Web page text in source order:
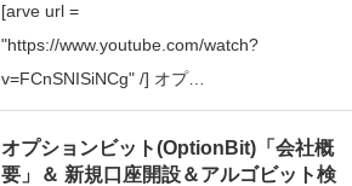
[arve url =
"https://www.youtube.com/watch?
v=FCnSNISiNCg" /] オプ…
オプションビット(OptionBit)「会社概
要」＆ 新規口座開設＆アルゴビット検